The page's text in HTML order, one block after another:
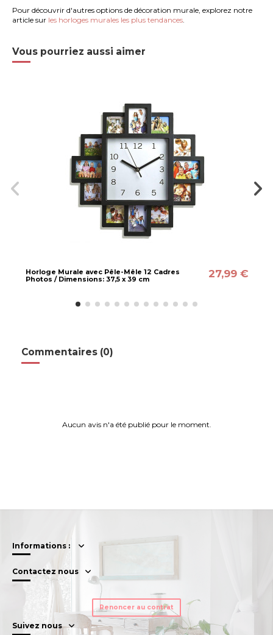
Pour découvrir d'autres options de décoration murale, explorez notre
article sur les horloges murales les plus tendances
Vous pourriez aussi aimer
Horloge Murale avec Pêle-Mêle 12 Cadres
Photos / Dimensions: 37,5 x 39 cm
27,99 €
Commentaires (0)
Aucun avis n'a été publié pour le moment.
Informations :
Contactez nous
Renoncer au contrat
Suivez nous